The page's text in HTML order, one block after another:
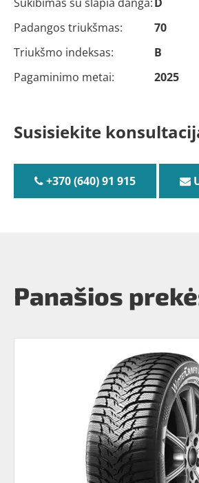
Padangos triukšmas:
70
Triukšmo indeksas:
B
Pagaminimo metai:
2025
Susisiekite
+370 (640) 91 915
Panašios